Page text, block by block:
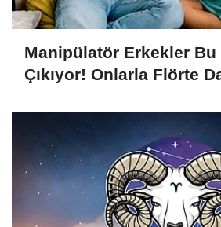
Manipülatör Erkekler
Çıkıyor! Onlarla Flörte